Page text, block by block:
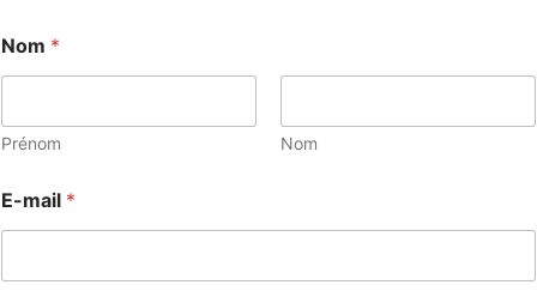
Nom *
Prénom Nom
E-mail *